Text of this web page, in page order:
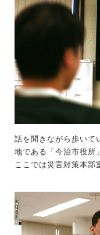
話を聞きながら歩いて
地である「今治市役所
ここでは災害対策本部